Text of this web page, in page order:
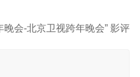
晚会-北京卫视跨年晚会” 影评